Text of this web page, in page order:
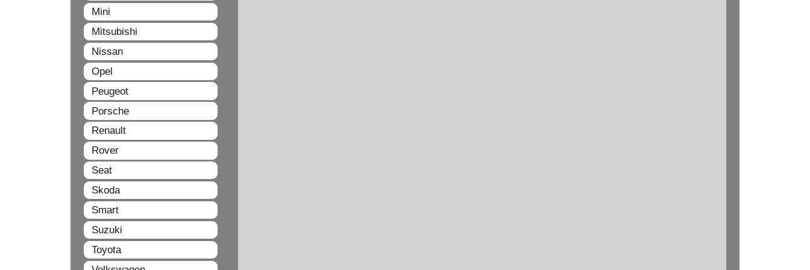
Mini
Mitsubishi
Nissan
Opel
Peugeot
Porsche
Renault
Rover
Seat
Skoda
Smart
Suzuki
Toyota